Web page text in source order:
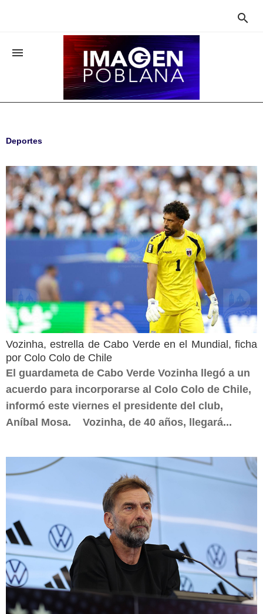


Deportes
Vozinha, estrella de Cabo Verde en el Mundial, ficha
por Colo Colo de Chile
El guardameta de Cabo Verde Vozinha llegó a un
acuerdo para incorporarse al Colo Colo de Chile,
informó este viernes el presidente del club,
Aníbal Mosa. Vozinha, de 40 años, llegará...